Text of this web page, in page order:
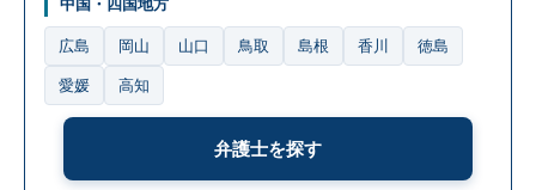
中国・四国地方
広島 岡山 山口 鳥取 島根 香川 徳島
愛媛 高知
弁護士を探す